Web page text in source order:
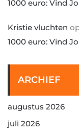
1000 euro: Vind
Kristie vluchten
1000 euro: Vind
ARCHIEF
augustus 2026
juli 2026